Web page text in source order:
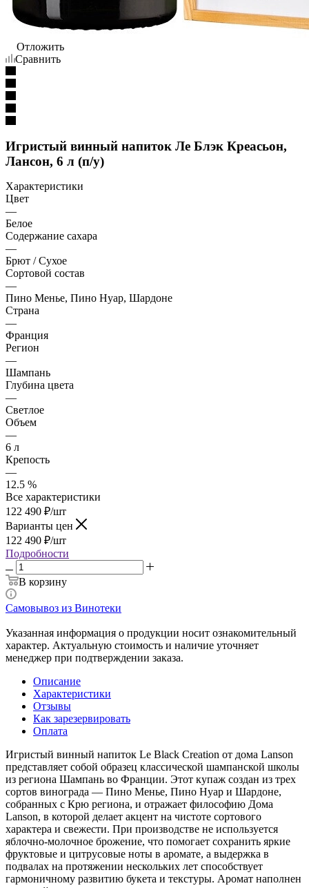
Отложить
Сравнить
Игристый винный напиток Ле Блэк Креасьон,
Лансон, 6 л (п/у)
Характеристики
Цвет
—
Белое
Содержание сахара
—
Брют / Сухое
Сортовой состав
—
Пино Менье, Пино Нуар, Шардоне
Страна
—
Франция
Регион
—
Шампань
Глубина цвета
—
Светлое
Объем
—
6 л
Крепость
—
12.5 %
Все характеристики
122 490 ₽/шт
Варианты цен
122 490 ₽/шт
Подробности
В корзину
Самовывоз из Винотеки
Указанная информация о продукции носит ознакомительный
характер. Актуальную стоимость и наличие уточняет
менеджер при подтверждении заказа.
Описание
Характеристики
Отзывы
Как зарезервировать
Оплата
Игристый винный напиток Le Black Creation от дома Lanson
представляет собой образец классической шампанской школы
из региона Шампань во Франции. Этот купаж создан из трех
сортов винограда — Пино Менье, Пино Нуар и Шардоне,
собранных с Крю региона, и отражает философию Дома
Lanson, в которой делает акцент на чистоте сортового
характера и свежести. При производстве не используется
яблочно-молочное брожение, что помогает сохранить яркие
фруктовые и цитрусовые ноты в аромате, а выдержка в
подвалах на протяжении нескольких лет способствует
гармоничному развитию букета и текстуры. Аромат наполнен